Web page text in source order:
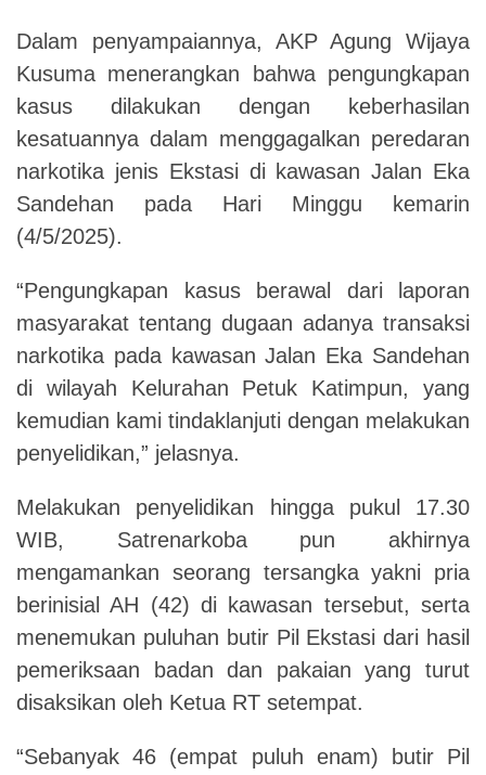
Dalam penyampaiannya, AKP Agung Wijaya
Kusuma menerangkan bahwa pengungkapan
kasus dilakukan dengan keberhasilan
kesatuannya dalam menggagalkan peredaran
narkotika jenis Ekstasi di kawasan Jalan Eka
Sandehan pada Hari Minggu kemarin
(4/5/2025).
“Pengungkapan kasus berawal dari laporan
masyarakat tentang dugaan adanya transaksi
narkotika pada kawasan Jalan Eka Sandehan
di wilayah Kelurahan Petuk Katimpun, yang
kemudian kami tindaklanjuti dengan melakukan
penyelidikan,” jelasnya.
Melakukan penyelidikan hingga pukul 17.30
WIB, Satrenarkoba pun akhirnya
mengamankan seorang tersangka yakni pria
berinisial AH (42) di kawasan tersebut, serta
menemukan puluhan butir Pil Ekstasi dari hasil
pemeriksaan badan dan pakaian yang turut
disaksikan oleh Ketua RT setempat.
“Sebanyak 46 (empat puluh enam) butir Pil